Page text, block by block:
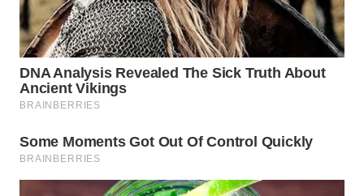
WN
BOGOR
WN
DEPOK
WN
TAPANULI
UTARA